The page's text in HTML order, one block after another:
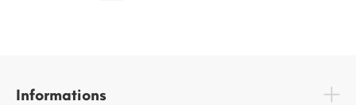
Informations